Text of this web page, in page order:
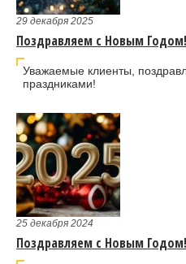
29 декабря 2025
Поздравляем с Новым Годом!
Уважаемые клиенты,
праздниками!
25 декабря 2024
Поздравляем с Новым Годом!